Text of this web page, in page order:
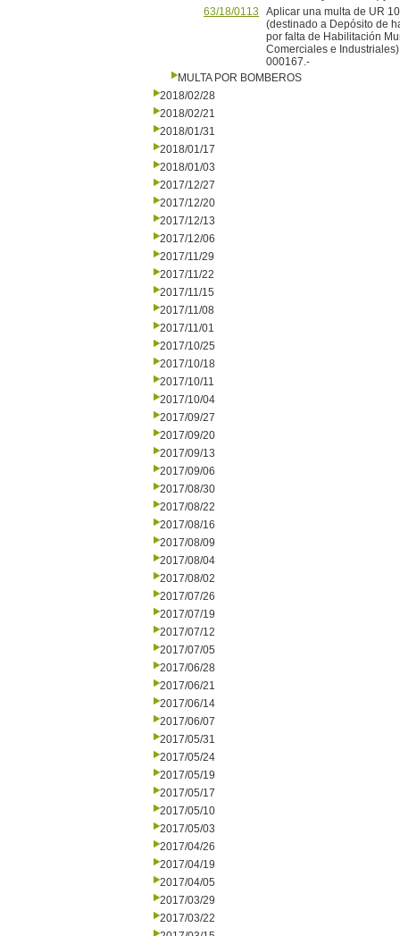
63/18/0113
Aplicar una multa de UR
(destinado a Depósito de
por falta de Habilitación
Comerciales e
000167.-
MULTA POR BOMBEROS
2018/02/28
2018/02/21
2018/01/31
2018/01/17
2018/01/03
2017/12/27
2017/12/20
2017/12/13
2017/12/06
2017/11/29
2017/11/22
2017/11/15
2017/11/08
2017/11/01
2017/10/25
2017/10/18
2017/10/11
2017/10/04
2017/09/27
2017/09/20
2017/09/13
2017/09/06
2017/08/30
2017/08/22
2017/08/16
2017/08/09
2017/08/04
2017/08/02
2017/07/26
2017/07/19
2017/07/12
2017/07/05
2017/06/28
2017/06/21
2017/06/14
2017/06/07
2017/05/31
2017/05/24
2017/05/19
2017/05/17
2017/05/10
2017/05/03
2017/04/26
2017/04/19
2017/04/05
2017/03/29
2017/03/22